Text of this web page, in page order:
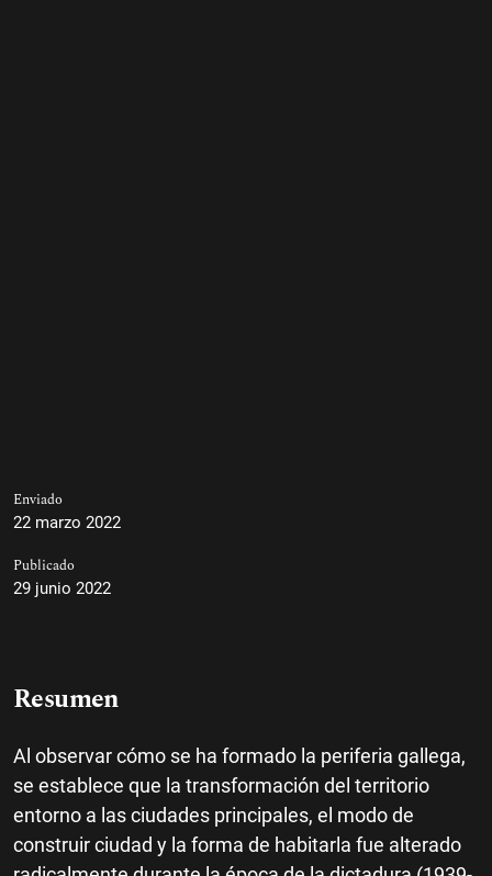
Enviado
22 marzo 2022
Publicado
29 junio 2022
Resumen
Al observar cómo se ha formado la periferia gallega,
se establece que la transformación del territorio
entorno a las ciudades principales, el modo de
construir ciudad y la forma de habitarla fue alterado